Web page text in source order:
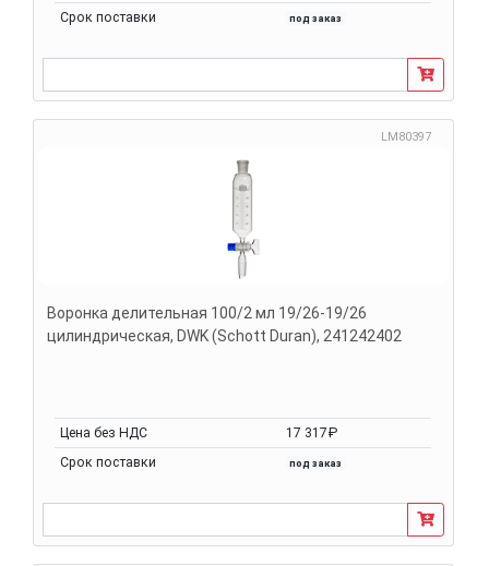
Срок поставки
под заказ
LM80397
Воронка делительная 100/2 мл 19/26-19/26
цилиндрическая, DWK (Schott Duran), 241242402
Цена без НДС
17 317₽
Срок поставки
под заказ